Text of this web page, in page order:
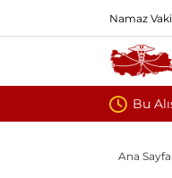
Namaz
Ana Sayfa